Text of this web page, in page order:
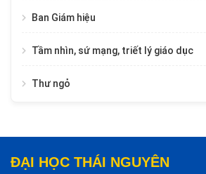
Ban Giám hiệu
Tầm nhìn, sứ mạng, triết lý giáo dục
Thư ngỏ
ĐẠI HỌC THÁI NGUYÊN